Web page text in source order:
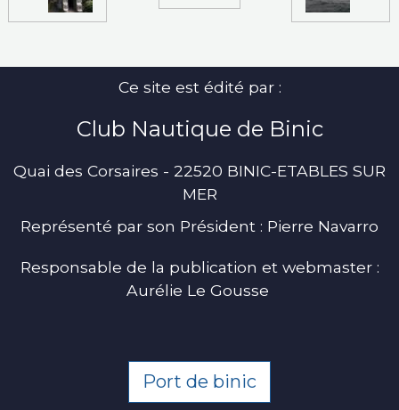
Ce site est édité par :
Club Nautique de Binic
Quai des Corsaires - 22520 BINIC-ETABLES SUR
MER
Représenté par son Président : Pierre Navarro
Responsable de la publication et webmaster :
Aurélie Le Gousse
Port de binic